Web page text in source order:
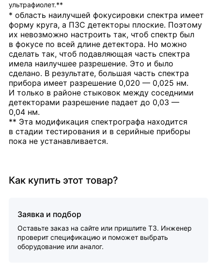
ультрафиолет.**
* область наилучшей фокусировки спектра имеет
форму круга, а ПЗС детекторы плоские. Поэтому
их невозможно настроить так, чтоб спектр был
в фокусе по всей длине детектора. Но можно
сделать так, чтоб подавляющая часть спектра
имела наилучшее разрешение. Это и было
сделано. В результате, большая часть спектра
прибора имеет разрешение 0,020 — 0,025 нм.
И только в районе стыковок между соседними
детекторами разрешение падает до 0,03 —
0,04 нм.
** Эта модификация спектрографа находится
в стадии тестирования и в серийные приборы
пока не устанавливается.
Как купить этот товар?
Заявка и подбор
Оставьте заказ на сайте или пришлите ТЗ. Инженер
проверит спецификацию и поможет выбрать
оборудование или аналог.